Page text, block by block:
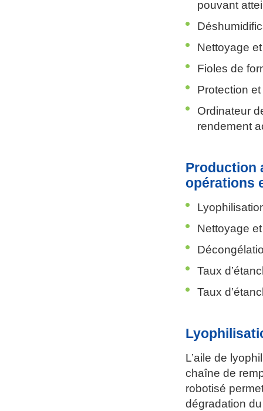
pouvant
Nettoyage
Fioles de
Protection
Ordinateur
rendement
Production
opérations
Nettoyage
Taux
Taux
L’aile de
chaîne de
robotisé
dégradation